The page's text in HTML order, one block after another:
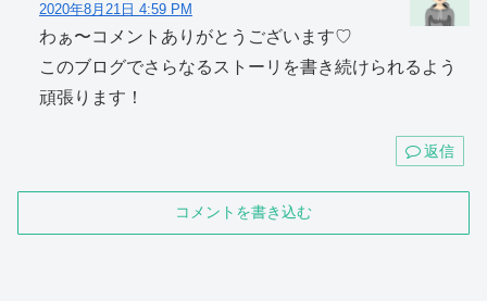
2020年8月21日 4:59 PM
わぁ〜コメントありがとうございます♡
このブログでさらなるストーリを書き続けられるよう
頑張ります！
返信
コメントを書き込む